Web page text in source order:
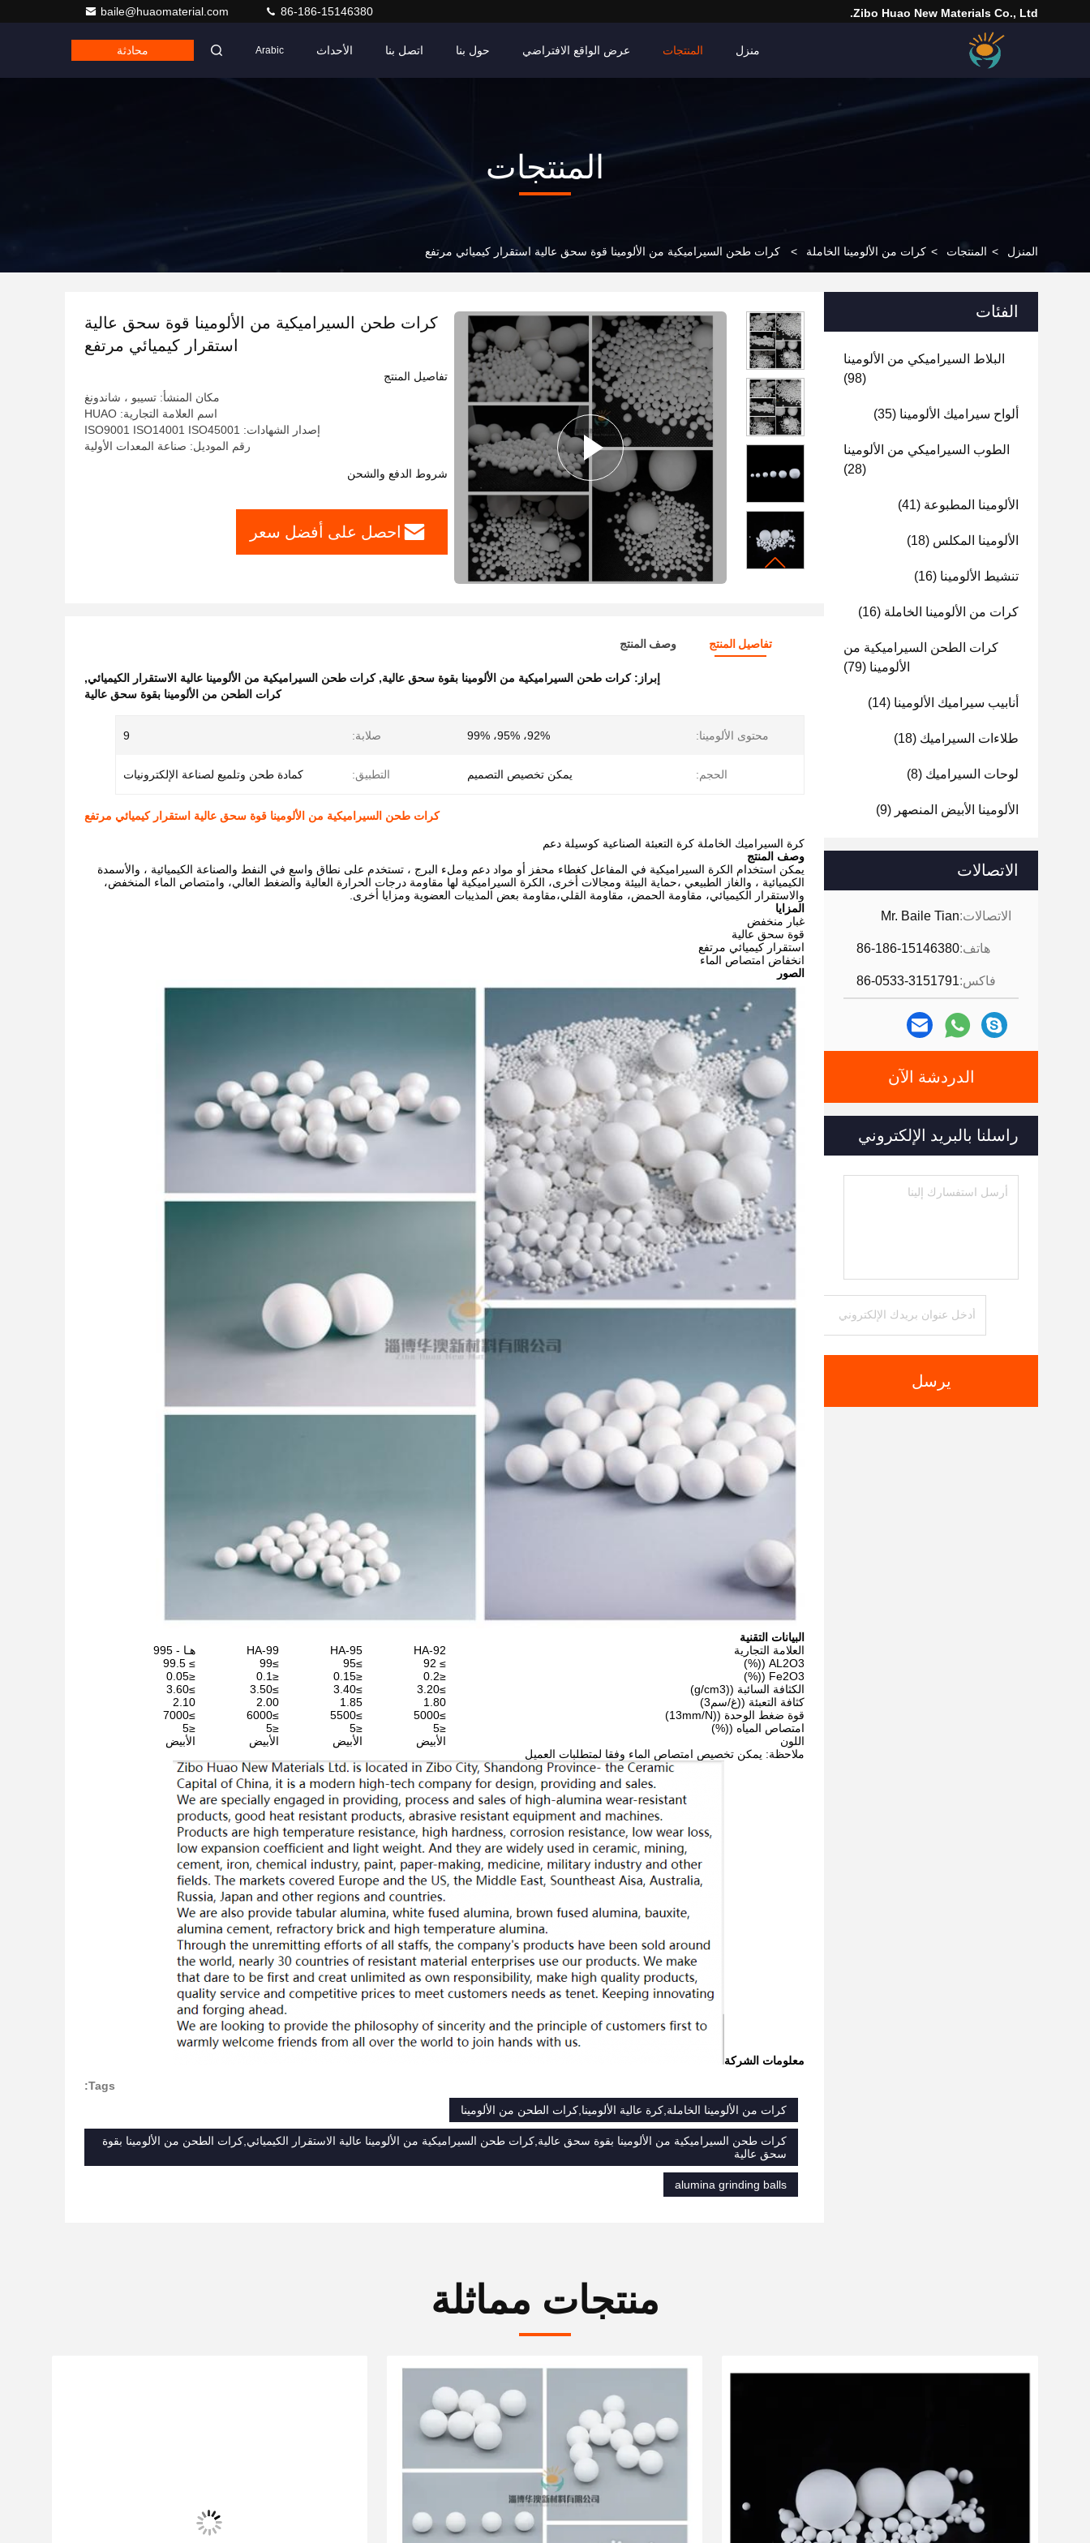
Zibo Huao New Materials Co., Ltd.
baile@huaomaterial.com 86-186-15146380
منزل المنتجات عرض الواقع الافتراضي حول بنا اتصل بنا الأحداث Arabic محادثة
المنتجات
المنزل > المنتجات > كرات من الألومينا الخاملة > كرات طحن السيراميكية من الألومينا قوة سحق عالية استقرار كيميائي مرتفع
الفئات
البلاط السيراميكي من الألومينا
(98)
ألواح سيراميك الألومينا (35)
الطوب السيراميكي من الألومينا
(28)
الألومينا المطبوعة (41)
الألومينا المكلس (18)
تنشيط الألومينا (16)
كرات من الألومينا الخاملة (16)
كرات الطحن السيراميكية من
الألومينا (79)
أنابيب سيراميك الألومينا (14)
طلاءات السيراميك (18)
لوحات السيراميك (8)
الألومينا الأبيض المنصهر (9)
الاتصالات
الاتصالات:Mr. Baile Tian
هاتف:86-186-15146380
فاكس:86-0533-3151791
الدردشة الآن
راسلنا بالبريد الإلكتروني
يرسل
كرات طحن السيراميكية من الألومينا قوة سحق عالية
استقرار كيميائي مرتفع
تفاصيل المنتج
مكان المنشأ: تسيبو ، شاندونغ
اسم العلامة التجارية: HUAO
إصدار الشهادات: ISO9001 ISO14001 ISO45001
رقم الموديل: صناعة المعدات الأولية
شروط الدفع والشحن
احصل على أفضل سعر
تفاصيل المنتج وصف المنتج
إبراز:كرات طحن السيراميكية من الألومينا بقوة سحق عالية,كرات طحن السيراميكية من الألومينا عالية الاستقرار الكيميائي,
كرات الطحن من الألومينا بقوة سحق عالية
محتوى الألومينا: 92%، 95%، 99% صلابة: 9
الحجم: يمكن تخصيص التصميم التطبيق: كمادة طحن وتلميع لصناعة الإلكترونيات
كرات طحن السيراميكية من الألومينا قوة سحق عالية استقرار كيميائي مرتفع
كرة السيراميك الخاملة كرة التعبئة الصناعية كوسيلة دعم
وصف المنتج
يمكن استخدام الكرة السيراميكية في المفاعل كغطاء محفز أو مواد دعم وملء البرج ، تستخدم على نطاق واسع في النفط والصناعة الكيميائية ، والأسمدة
الكيميائية ، والغاز الطبيعي ،حماية البيئة ومجالات أخرى، الكرة السيراميكية لها مقاومة درجات الحرارة العالية والضغط العالي، وامتصاص الماء المنخفض،
والاستقرار الكيميائي، مقاومة الحمض، مقاومة القلي،مقاومة بعض المذيبات العضوية ومزايا أخرى.
المزايا
غبار منخفض
قوة سحق عالية
استقرار كيميائي مرتفع
انخفاض امتصاص الماء
الصور
البيانات التقنية
العلامة التجارية
HA-92
HA-95
HA-99
هـا - 995
AL2O3 ((%)
≥ 92
≥95
≥99
≥ 99.5
Fe2O3 ((%)
≤0.2
≤0.15
≤0.1
≤0.05
الكثافة السائبة ((g/cm3)
≥3.20
≥3.40
≥3.50
≥3.60
كثافة التعبئة ((غ/سم3)
1.80
1.85
2.00
2.10
قوة ضغط الوحدة ((13mm/N)
≥5000
≥5500
≥6000
≥7000
امتصاص المياه ((%)
≤5
≤5
≤5
≤5
اللون
الأبيض الأبيض الأبيض
الأبيض
ملاحظة: يمكن تخصيص امتصاص الماء وفقا لمتطلبات العميل
معلومات الشركة
Tags:
كرات من الألومينا الخاملة,كرة عالية الألومينا,كرات الطحن من الألومينا
كرات طحن السيراميكية من الألومينا بقوة سحق عالية,كرات طحن السيراميكية من الألومينا عالية الاستقرار الكيميائي,كرات الطحن من الألومينا بقوة
سحق عالية
alumina grinding balls
منتجات مماثلة